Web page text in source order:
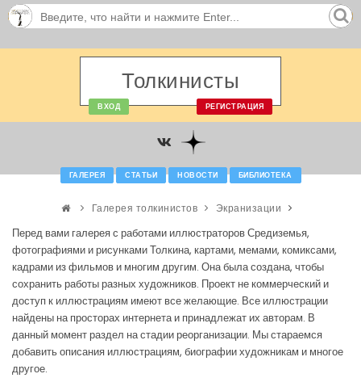
Толкинисты
ВХОД РЕГИСТРАЦИЯ
ГАЛЕРЕЯ СТАТЬИ НОВОСТИ БИБЛИОТЕКА
Галерея толкинистов Экранизации
Перед вами галерея с работами иллюстраторов Средиземья,
фотографиями и рисунками Толкина, картами, мемами, комиксами,
кадрами из фильмов и многим другим. Она была создана, чтобы
сохранить работы разных художников. Проект не коммерческий и
доступ к иллюстрациям имеют все желающие. Все иллюстрации
найдены на просторах интернета и принадлежат их авторам. В
данный момент раздел на стадии реорганизации. Мы стараемся
добавить описания иллюстрациям, биографии художникам и многое
другое.